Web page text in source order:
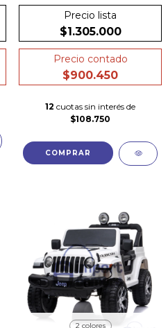
A Bateria 12v Cuero
Suspencion
Precio lista
$1.305.000
Precio contado
$900.450
12 cuotas sin interés de
$108.750
COMPRAR
2 colores